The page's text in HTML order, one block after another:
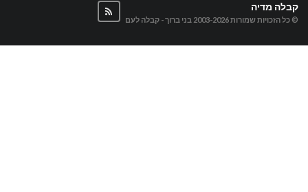
קבלה מדיה
© כל הזכויות שמורות 2003-2026 בני ברוך - קבלה לעם